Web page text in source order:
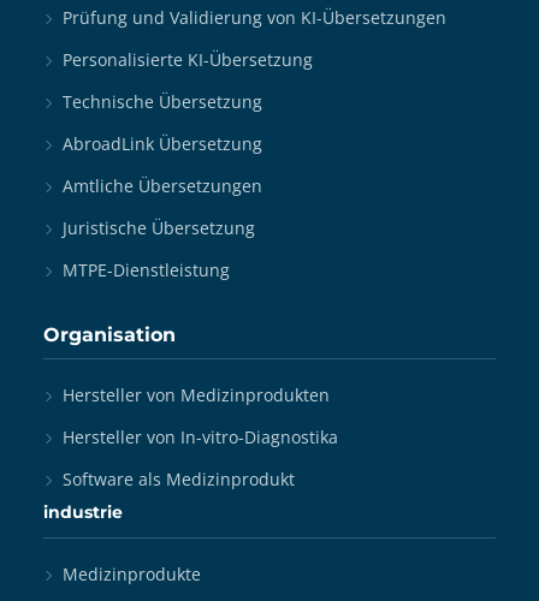
Prüfung und Validierung von KI-Übersetzungen
Personalisierte KI-Übersetzung
Technische Übersetzung
AbroadLink Übersetzung
Amtliche Übersetzungen
Juristische Übersetzung
MTPE-Dienstleistung
Organisation
Hersteller von Medizinprodukten
Hersteller von In-vitro-Diagnostika
Software als Medizinprodukt
industrie
Medizinprodukte